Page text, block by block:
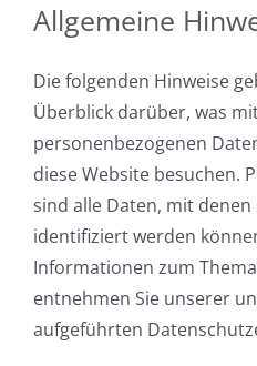
Allgemeine
Die folgenden Hinweise
Überblick darüber, was
personenbezogenen
diese Website besuchen.
sind alle Daten, mit denen
identifiziert werden
Informationen zum
entnehmen Sie unserer
aufgeführten